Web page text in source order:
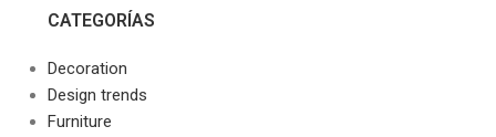
CATEGORÍAS
Decoration
Design trends
Furniture